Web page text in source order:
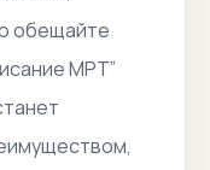
обещайте
МРТ”